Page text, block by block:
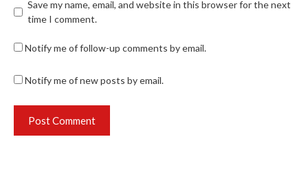
Save my name, email, and website in this browser for the next
time I comment.
Notify me of follow-up comments by email.
Notify me of new posts by email.